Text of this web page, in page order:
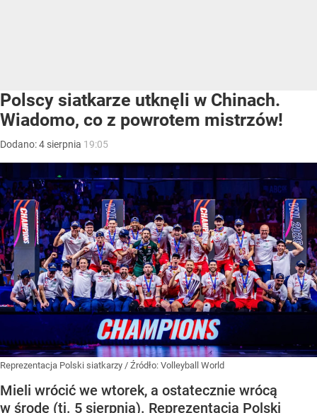
Polscy siatkarze utknęli w Chinach.
Wiadomo, co z powrotem mistrzów!
Dodano:4 sierpnia 19:05
Reprezentacja Polski siatkarzy / Źródło: Volleyball World
Mieli wrócić we wtorek, a ostatecznie wrócą
w środę (tj. 5 sierpnia). Reprezentacja Polski